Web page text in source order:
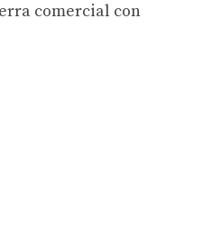
comercial con